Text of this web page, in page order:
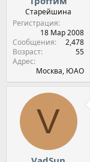
Старейшина
Регистрация
18 Мар 2008
Сообщения
2,478
Возраст
55
Адрес
Москва, ЮАО
V